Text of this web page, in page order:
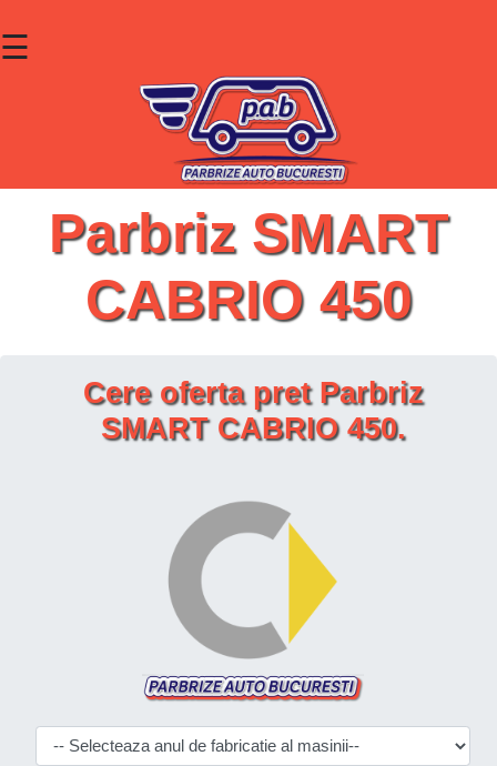
☰
Lunete
Geamuri
Contact
Parbriz SMART
CABRIO 450
Cere oferta pret Parbriz
SMART CABRIO 450.